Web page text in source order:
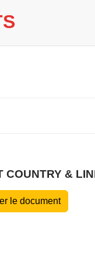
COUNTRY &
le document